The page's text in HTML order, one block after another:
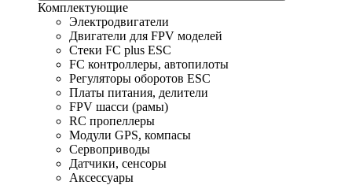
Комплектующие
Электродвигатели
Двигатели для FPV моделей
Стеки FC plus ESC
FC контроллеры, автопилоты
Регуляторы оборотов ESC
Платы питания, делители
FPV шасси (рамы)
RC пропеллеры
Модули GPS, компасы
Сервоприводы
Датчики, сенсоры
Аксессуары